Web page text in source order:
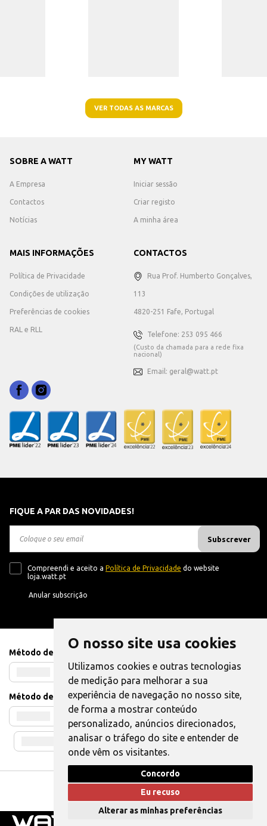
O nosso site usa cookies
Utilizamos cookies e outras tecnologias
de medição para melhorar a sua
experiência de navegação no nosso site,
de forma a mostrar conteúdo
personalizado, anúncios direcionados,
analisar o tráfego do site e entender de
onde vêm os visitantes.
Concordo
Eu recuso
Alterar as minhas preferências
VER TODAS AS MARCAS
SOBRE A WATT
A Empresa
Contactos
Notícias
MY WATT
Iniciar sessão
Criar registo
A minha área
MAIS INFORMAÇÕES
Política de Privacidade
Condições de utilização
Preferências de cookies
RAL e RLL
CONTACTOS
Rua Prof. Humberto Gonçalves,
113
4820-251 Fafe, Portugal
Telefone: 253 095 466
(Custo da chamada para a rede fixa
nacional)
Email: geral@watt.pt
FIQUE A PAR DAS NOVIDADES!
Subscrever
Compreendi e aceito a Política de Privacidade do website
loja.watt.pt
Anular subscrição
Método de Pagamento
Método de Envio
Livro de Reclamações | Também pode Elogiar
WATT © 2025. Todos os direitos reservados.